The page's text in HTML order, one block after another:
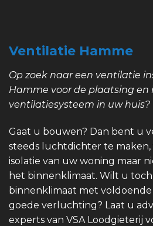
Ventilatie Hamme
Op zoek naar een ventilatie
Hamme voor de plaatsing en
ventilatiesysteem in uw huis?
Gaat u bouwen? Dan bent u
steeds luchtdichter te maken,
isolatie van uw woning maar
het binnenklimaat. Wilt u
binnenklimaat met
goede verluchting? Laat u
experts van VSA Loodgieterij